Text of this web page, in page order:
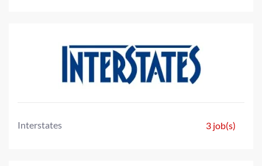
Interstates 3 job(s)